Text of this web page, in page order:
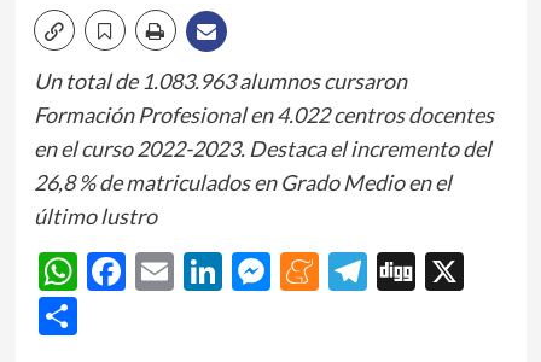
Un total de 1.083.963 alumnos cursaron
Formación Profesional en 4.022 centros docentes
en el curso 2022-2023. Destaca el incremento del
26,8 % de matriculados en Grado Medio en el
último lustro
WhatsApp
Facebook
EmailLinkedIn
Messenger
Meneame
Telegram
Digg
X
Share